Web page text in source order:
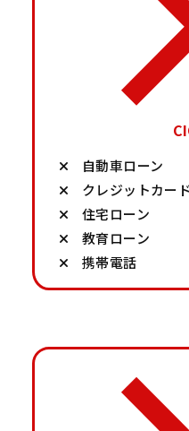
自動車ローン
クレジットカード
住宅ローン
教育ローン
携帯電話